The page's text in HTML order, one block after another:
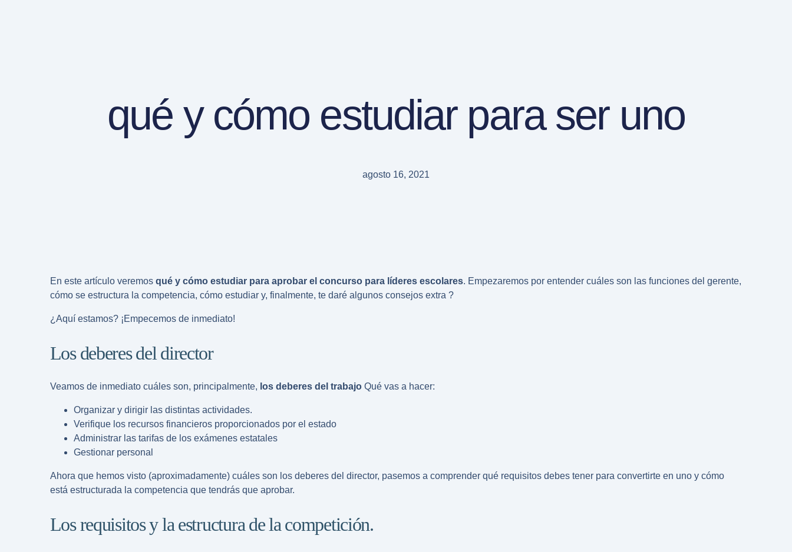
qué y cómo estudiar para ser uno
agosto 16, 2021
En este artículo veremosqué y cómo estudiar para aprobar el concurso para líderes escolares. Empezaremos por entender cuáles son las funciones del gerente,
cómo se estructura la competencia, cómo estudiar y, finalmente, te daré algunos consejos extra ?
¿Aquí estamos? ¡Empecemos de inmediato!
Los deberes del director
Veamos de inmediato cuáles son, principalmente, los deberes del trabajoQué vas a hacer:
Organizar y dirigir las distintas actividades.
Verifique los recursos financieros proporcionados por el estado
Administrar las tarifas de los exámenes estatales
Gestionar personal
Ahora que hemos visto (aproximadamente) cuáles son los deberes del director, pasemos a comprender qué requisitos debes tener para convertirte en uno y cómo
está estructurada la competencia que tendrás que aprobar.
Los requisitos y la estructura de la competición.